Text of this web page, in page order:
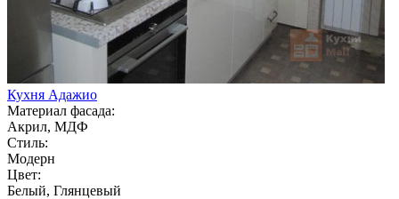
Кухня Адажио
Материал фасада:
Акрил, МДФ
Стиль:
Модерн
Цвет:
Белый, Глянцевый